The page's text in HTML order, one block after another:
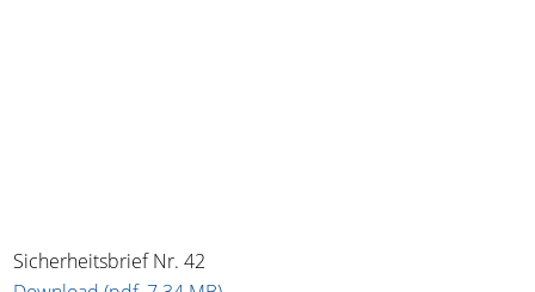
Sicherheitsbrief Nr. 42